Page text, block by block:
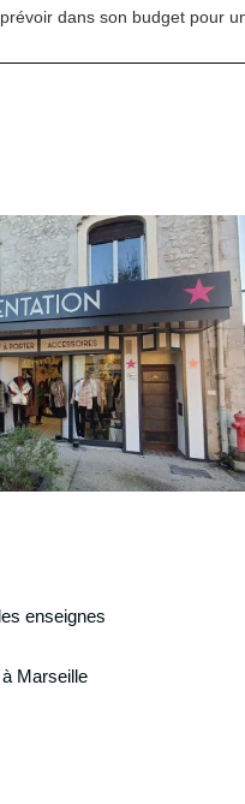
dans son budget pour
enseignes
Marseille